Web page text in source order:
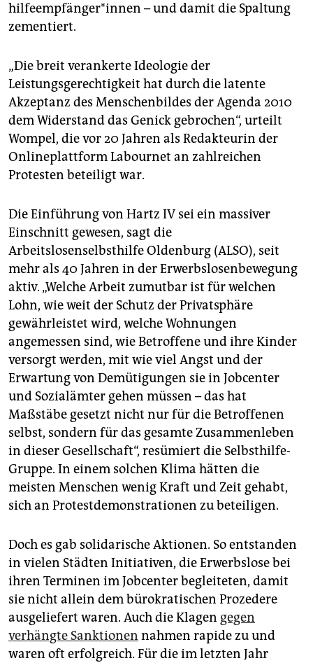
hil­fe­emp­fän­ge­r*in­nen – und damit die Spaltung
zementiert.
„Die breit verankerte Ideologie der
Leistungsgerechtigkeit hat durch die latente
Akzeptanz des Menschenbildes der Agenda 2010
dem Widerstand das Genick gebrochen“, urteilt
Wompel, die vor 20 Jahren als Redakteurin der
Onlineplattform Labournet an zahlreichen
Protesten beteiligt war.
Die Einführung von Hartz IV sei ein massiver
Einschnitt gewesen, sagt die
Arbeitslosenselbsthilfe Oldenburg (ALSO), seit
mehr als 40 Jahren in der Erwerbslosenbewegung
aktiv. „Welche Arbeit zumutbar ist für welchen
Lohn, wie weit der Schutz der Privatsphäre
gewährleistet wird, welche Wohnungen
angemessen sind, wie Betroffene und ihre Kinder
versorgt werden, mit wie viel Angst und der
Erwartung von Demütigungen sie in Jobcenter
und Sozialämter gehen müssen – das hat
Maßstäbe gesetzt nicht nur für die Betroffenen
selbst, sondern für das gesamte Zusammenleben
in dieser Gesellschaft“, resümiert die Selbsthilfe-
Gruppe. In einem solchen Klima hätten die
meisten Menschen wenig Kraft und Zeit gehabt,
sich an Protestdemonstrationen zu beteiligen.
Doch es gab solidarische Aktionen. So entstanden
in vielen Städten Initiativen, die Erwerbslose bei
ihren Terminen im Jobcenter begleiteten, damit
sie nicht allein dem bürokratischen Prozedere
ausgeliefert waren. Auch die Klagen gegen
verhängte Sanktionen nahmen rapide zu und
waren oft erfolgreich. Für die im letzten Jahr